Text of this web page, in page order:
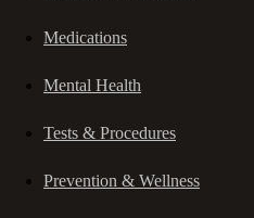
Medications
Mental Health
Tests & Procedures
Prevention & Wellness